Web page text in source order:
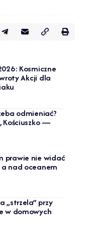
Kosmiczne
Akcji dla
odmieniać?
Kościuszko —
prawie nie widać
a nad oceanem
„strzela” przy
w domowych